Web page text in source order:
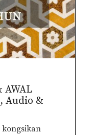
AWAL
Audio &
kongsikan